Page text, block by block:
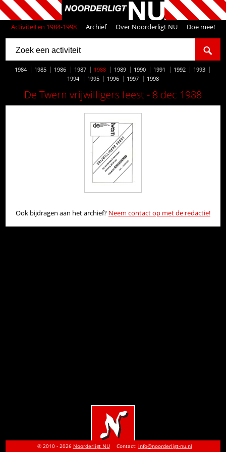
Activiteiten 1984-1998 Archief Over Noorderligt NU Doe mee!
1984 1985 1986 1987 1988 1989 1990 1991 1992
1993
1994
1995 1996 1997 1998
De Twern vrijwilligers feest - 8 dec 1988
Ook bijdragen aan het archief? Neem contact op met de redactie!
© 2010 - 2026 Noorderligt NU Contact: info@noorderligt-nu.nl